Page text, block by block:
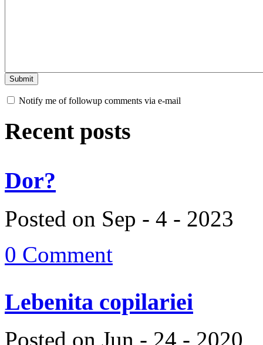
Notify me of followup comments via e-mail
Recent posts
Dor?
Posted on Sep - 4 - 2023
0 Comment
Lebenita copilariei
Posted on Jun - 24 - 2020